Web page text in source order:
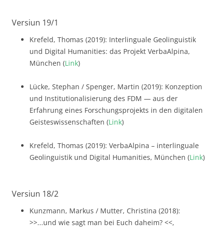
Versiun 19/1
Krefeld, Thomas (2019): Interlinguale Geolinguistik
und Digital Humanities: das Projekt VerbaAlpina,
München (Link)
Lücke, Stephan / Spenger, Martin (2019): Konzeption
und Institutionalisierung des FDM — aus der
Erfahrung eines Forschungsprojekts in den digitalen
Geisteswissenschaften (Link)
Krefeld, Thomas (2019): VerbaAlpina – interlinguale
Geolinguistik und Digital Humanities, München (Link)
Versiun 18/2
Kunzmann, Markus / Mutter, Christina (2018):
>>...und wie sagt man bei Euch daheim? <<,